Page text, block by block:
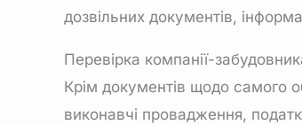
дозвільних документів,
Перевірка компанії-
Крім документів щодо самого
виконавчі провадження,